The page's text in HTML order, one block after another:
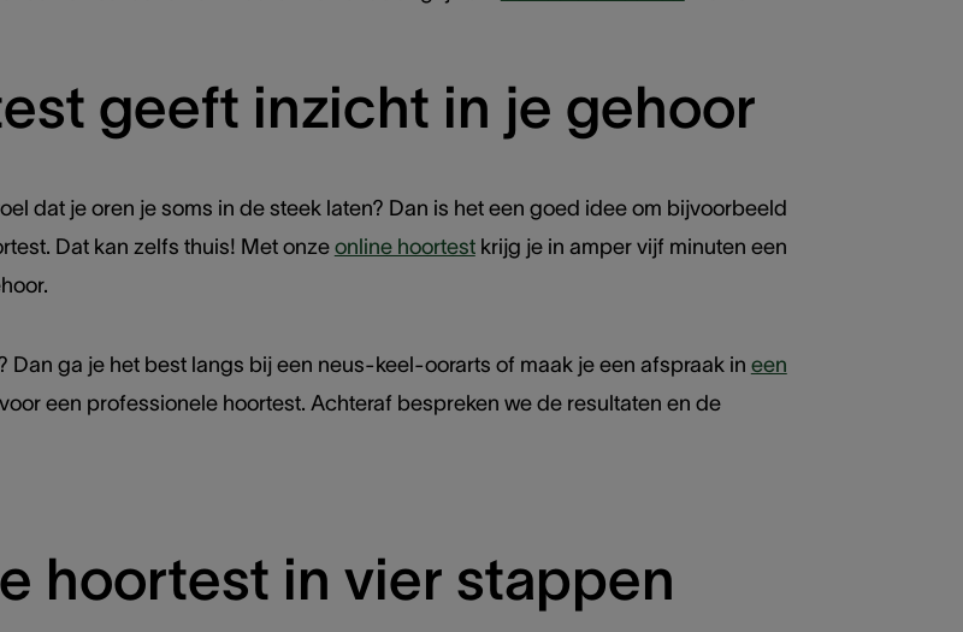
geeft inzicht in je gehoor
dat je oren je soms in de steek laten? Dan is het een goed idee om bijvoorbeeld
Dat kan zelfs thuis! Met onze online hoortestkrijg je in amper vijf minuten een
Dan ga je het best langs bij een neus-keel-oorarts of maak je een afspraak in een
een professionele hoortest. Achteraf bespreken we de resultaten en de
hoortest in vier stappen